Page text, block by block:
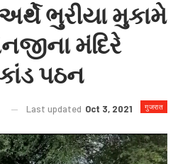
ભુરીયા મુકામે
મંદિરે
પઠન
गुजरात
Last updated Oct 3, 2021